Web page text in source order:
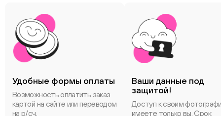
Удобные формы оплаты
Возможность оплатить заказ
картой на сайте или переводом
на р/сч.
Ваши данные под
защитой!
Доступ к своим
имеете только вы. Срок